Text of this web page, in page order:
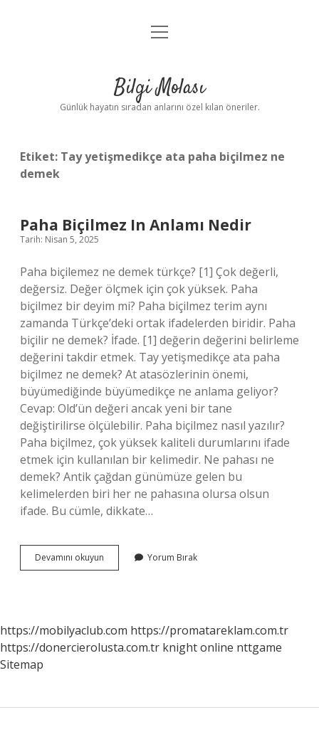
Anasayfa
Yasal Uyarı
menüyü
Bilgi Molası
Günlük hayatın sıradan anlarını özel kılan öneriler.
Etiket: Tay yetişmedikçe ata paha biçilmez ne
demek
Paha Biçilmez In Anlamı Nedir
Tarih: Nisan 5, 2025
Paha biçilemez ne demek türkçe? [1] Çok değerli,
değersiz. Değer ölçmek için çok yüksek. Paha
biçilmez bir deyim mi? Paha biçilmez terim aynı
zamanda Türkçe’deki ortak ifadelerden biridir. Paha
biçilir ne demek? İfade. [1] değerin değerini belirleme
değerini takdir etmek. Tay yetişmedikçe ata paha
biçilmez ne demek? At atasözlerinin önemi,
büyümediğinde büyümedikçe ne anlama geliyor?
Cevap: Old’ün değeri ancak yeni bir tane
değiştirilirse ölçülebilir. Paha biçilmez nasıl yazılır?
Paha biçilmez, çok yüksek kaliteli durumlarını ifade
etmek için kullanılan bir kelimedir. Ne pahası ne
demek? Antik çağdan günümüze gelen bu
kelimelerden biri her ne pahasına olursa olsun
ifade. Bu cümle, dikkate…
Devamını okuyun
Biçilmez
Yorum Bırak
https://mobilyaclub.com https://promatareklam.com.tr
https://donercierolusta.com.tr knight online nttgame
Sitemap